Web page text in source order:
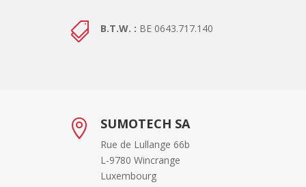
 B.T.W. : BE 0643.717.140
 SUMOTECH SA
Rue de Lullange 66b
L-9780 Wincrange
Luxembourg